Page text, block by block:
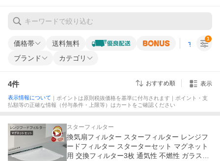
価格帯 送料無料 すべての条
ブランド カテゴリ
1
4件 おすすめ順 表示
表示情報について ｜ポイントは原則税抜価格を基準に付与されます｜ポイント・支
払額等の正確な情報（付与条件・上限等）はカートをご確認ください
スターフィルター
換気扇フィルター スターフィルター レンジフ
ードフィルター スターターセット マグネット
用 交換フィルター3枚 通気性 不燃性 ガラス繊